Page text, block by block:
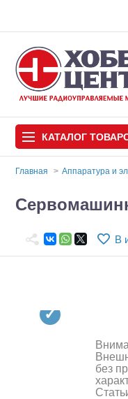
КАТАЛОГ
Игрушки
Квадрокоптеры
Главная Аппаратура и
В
без